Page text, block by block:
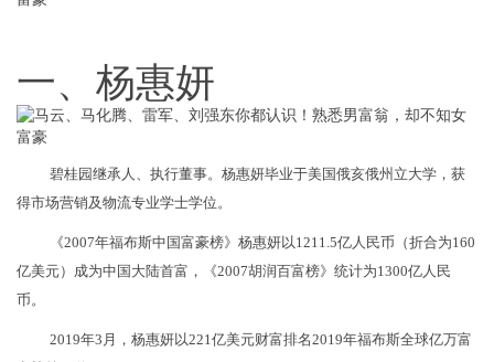
一、杨惠妍
碧桂园继承人、执行董事。杨惠妍毕业于美国俄亥俄州立大学，获
得市场营销及物流专业学士学位。
《2007年福布斯中国富豪榜》杨惠妍以1211.5亿人民币（折合为160
亿美元）成为中国大陆首富，《2007胡润百富榜》统计为1300亿人民
币。
2019年3月，杨惠妍以221亿美元财富排名2019年福布斯全球亿万富